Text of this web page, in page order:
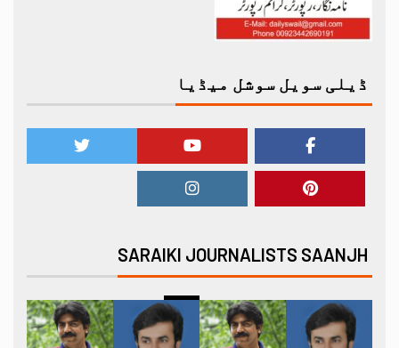
ڈیلی سویل سوشل میڈیا
SARAIKI JOURNALISTS SAANJH